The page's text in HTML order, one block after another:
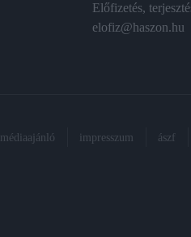
Előfizetés,
elofiz@haszon.hu
médiaajánló impresszum ászf